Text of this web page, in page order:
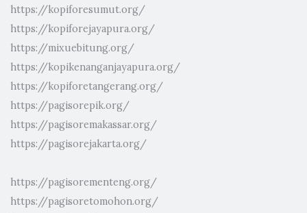
https://kopiforesumut.org/
https://kopiforejayapura.org/
https://mixuebitung.org/
https://kopikenanganjayapura.org/
https://kopiforetangerang.org/
https://pagisorepik.org/
https://pagisoremakassar.org/
https://pagisorejakarta.org/
https://pagisorementeng.org/
https://pagisoretomohon.org/